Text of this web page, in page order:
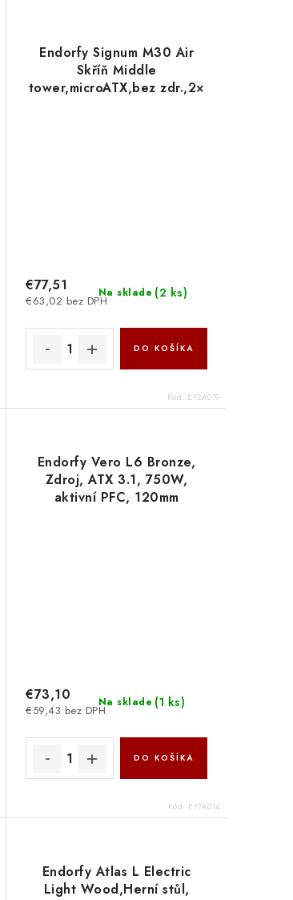
Endorfy Signum M30 Air
Skříň Middle
tower,microATX,bez zdr.,2×
Na sklade (2 ks)
€63,02 bez DPH
€77,51
DO KOŠÍKA
Kód: EY2A019
Endorfy Vero L6 Bronze,
Zdroj, ATX 3.1, 750W,
aktivní PFC, 120mm
Na sklade (1 ks)
€59,43 bez DPH
€73,10
DO KOŠÍKA
Kód: EY7A014
Endorfy Atlas L Electric
Light Wood,Herní stůl,